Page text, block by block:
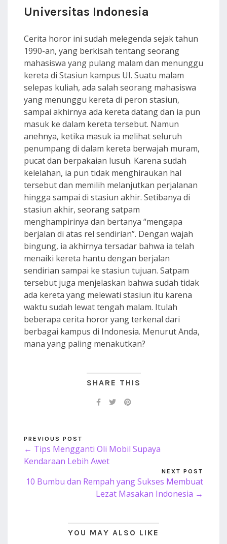
Universitas Indonesia
Cerita horor ini sudah melegenda sejak tahun
1990-an, yang berkisah tentang seorang
mahasiswa yang pulang malam dan menunggu
kereta di Stasiun kampus UI. Suatu malam
selepas kuliah, ada salah seorang mahasiswa
yang menunggu kereta di peron stasiun,
sampai akhirnya ada kereta datang dan ia pun
masuk ke dalam kereta tersebut. Namun
anehnya, ketika masuk ia melihat seluruh
penumpang di dalam kereta berwajah muram,
pucat dan berpakaian lusuh. Karena sudah
kelelahan, ia pun tidak menghiraukan hal
tersebut dan memilih melanjutkan perjalanan
hingga sampai di stasiun akhir. Setibanya di
stasiun akhir, seorang satpam
menghampirinya dan bertanya “mengapa
berjalan di atas rel sendirian”. Dengan wajah
bingung, ia akhirnya tersadar bahwa ia telah
menaiki kereta hantu dengan berjalan
sendirian sampai ke stasiun tujuan. Satpam
tersebut juga menjelaskan bahwa sudah tidak
ada kereta yang melewati stasiun itu karena
waktu sudah lewat tengah malam. Itulah
beberapa cerita horor yang terkenal dari
berbagai kampus di Indonesia. Menurut Anda,
mana yang paling menakutkan?
SHARE THIS
PREVIOUS POST
← Tips Mengganti Oli Mobil Supaya
Kendaraan Lebih Awet
NEXT POST
10 Bumbu dan Rempah yang Sukses Membuat
Lezat Masakan Indonesia →
YOU MAY ALSO LIKE